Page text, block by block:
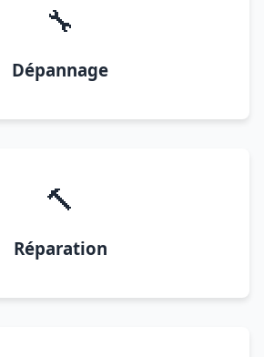
🔧
Dépannage
🔨
Réparation